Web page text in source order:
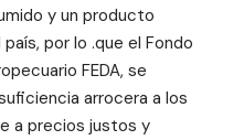
y un producto
por lo .que el Fondo
FEDA, se
arrocera a los
a precios justos y